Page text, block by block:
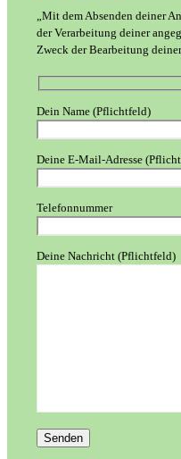
„Mit dem Absenden deiner
der Verarbeitung deiner
Zweck der Bearbeitung
Dein Name (Pflichtfeld)
Deine E-Mail-Adresse
Telefonnummer
Deine Nachricht (Pflichtfeld)